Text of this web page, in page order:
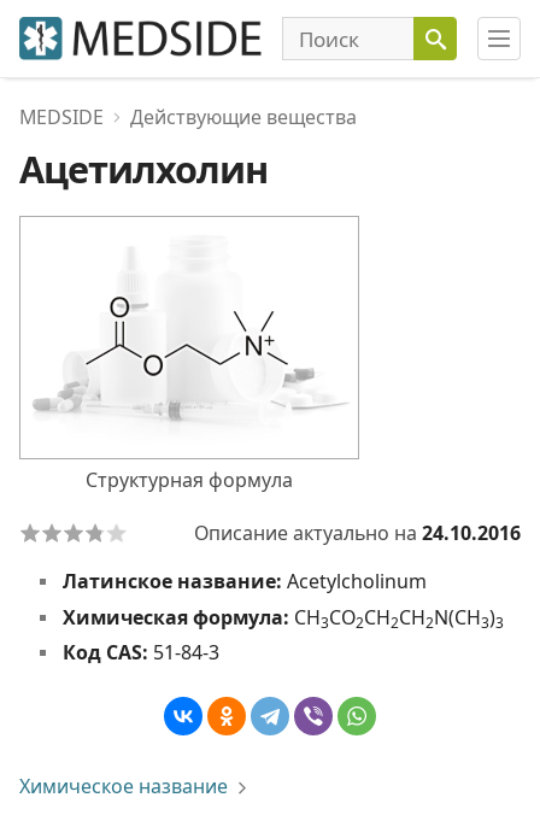
MEDSIDE Действующие вещества
Ацетилхолин
Структурная формула
Описание актуально на 24.10.2016
Латинское название: Acetylcholinum
Химическая формула: СH3CO2CH2CH2N(СH3)3
Код CAS: 51-84-3
Химическое название